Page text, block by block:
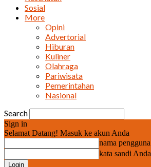
Sosial
More
Opini
Advertorial
Hiburan
Kuliner
Olahraga
Pariwisata
Pemerintahan
Nasional
Search
Sign in
Selamat Datang! Masuk ke akun Anda
nama pengguna
kata sandi Anda